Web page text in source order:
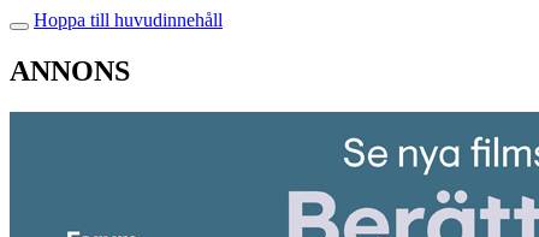
Hoppa till huvudinnehåll
ANNONS